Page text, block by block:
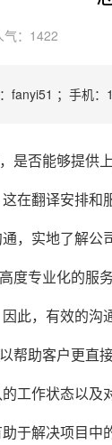
气：1422
fanyi51 ；手机：
是否能够提供
在翻译安排和
，实地了解公
度专业化的服
此，有效的沟
帮助客户更直
工作状态以及
于解决项目中